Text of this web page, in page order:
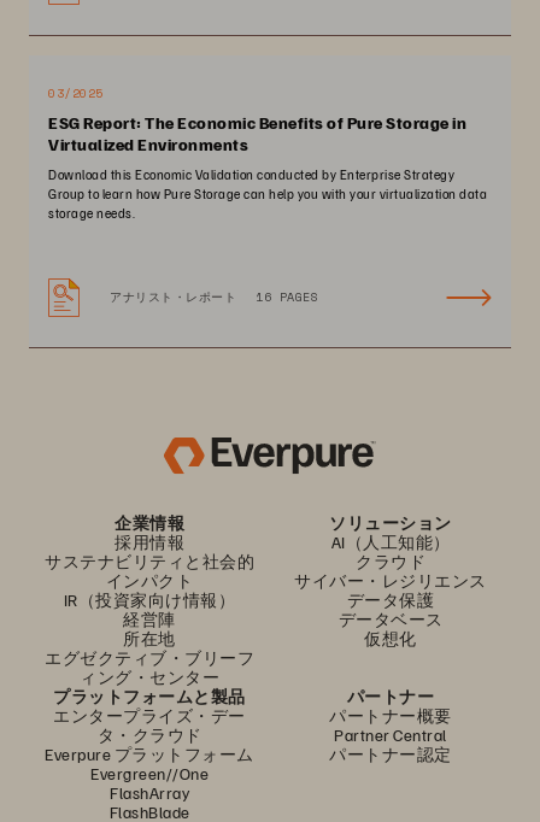
03/2025
ESG Report: The Economic Benefits of Pure Storage in
Virtualized Environments
Download this Economic Validation conducted by Enterprise Strategy
Group to learn how Pure Storage can help you with your virtualization data
storage needs.
アナリスト・レポート 16 PAGES
企業情報
採用情報
サステナビリティと社会的
インパクト
IR（投資家向け情報）
経営陣
所在地
エグゼクティブ・ブリーフ
ィング・センター
ソリューション
AI（人工知能）
クラウド
サイバー・レジリエンス
データ保護
データベース
仮想化
プラットフォームと製品
エンタープライズ・デー
タ・クラウド
Everpure プラットフォーム
Evergreen//One
FlashArray
FlashBlade
パートナー
パートナー概要
Partner Central
パートナー認定